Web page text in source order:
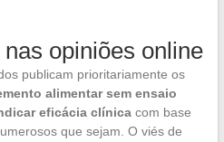
opiniões online
publicam prioritariamente os
alimentar sem ensaio
eficácia clínicacom base
que sejam. O viés de